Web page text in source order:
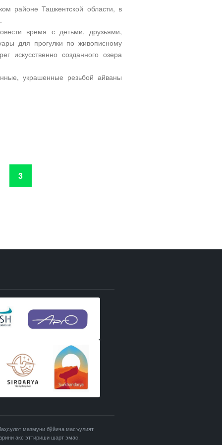
районе Ташкентской области, в
время с детьми, друзьями,
для прогулки по живописному
искусственно созданного озера
украшенные резьбой айваны
3
мазмуни бўйича масъулият
акс эттириши шарт эмас.